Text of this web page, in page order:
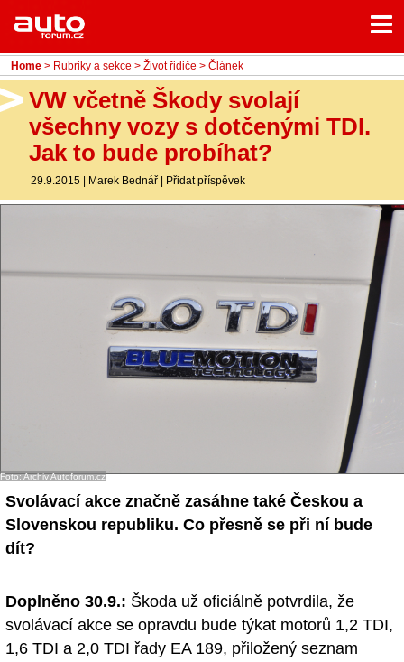
Home
Rubriky
- Testy aut
- Jízdní dojmy a další testy
- Představení
- Život řidiče
Sledujte nás!
Home > Rubriky a sekce > Život řidiče > Článek
VW včetně Škody svolají
všechny vozy s dotčenými TDI.
Jak to bude probíhat?
29.9.2015 | Marek Bednář | Přidat příspěvek
Foto: Archiv Autoforum.cz
Svolávací akce značně zasáhne také Českou a
Slovenskou republiku. Co přesně se při ní bude
dít?
Doplněno 30.9.: Škoda už oficiálně potvrdila, že
svolávací akce se opravdu bude týkat motorů 1,2 TDI,
1,6 TDI a 2,0 TDI řady EA 189, přiložený seznam